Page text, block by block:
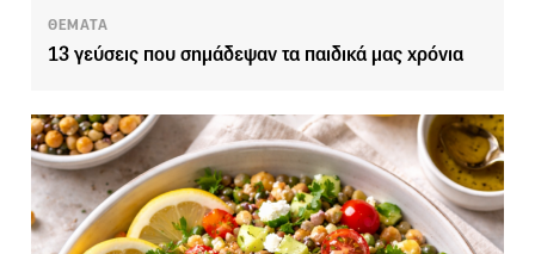
ΘΕΜΑΤΑ
13 γεύσεις που σημάδεψαν τα παιδικά μας χρόνια